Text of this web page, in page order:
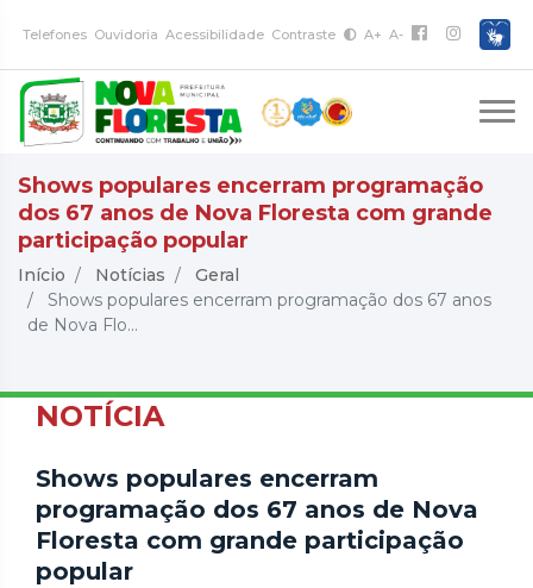
Telefones Ouvidoria Acessibilidade Contraste A+ A-
Shows populares encerram programação
dos 67 anos de Nova Floresta com grande
participação popular
Início Notícias
Geral
Shows populares encerram programação dos 67 anos
de Nova Flo...
NOTÍCIA
Shows populares encerram
programação dos 67 anos de Nova
Floresta com grande participação
popular